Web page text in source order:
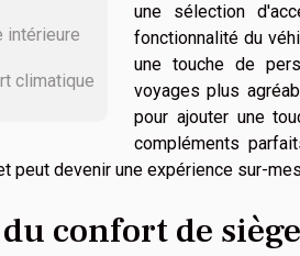
intérieure
climatique
une sélection
fonctionnalité du
une touche de
voyages plus
pour ajouter une
compléments
peut devenir une expérience sur-
confort de siège